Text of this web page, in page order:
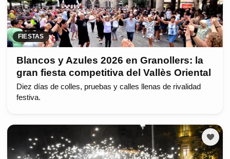
FIESTAS
Blancos y Azules 2026 en Granollers: la
gran fiesta competitiva del Vallès Oriental
Diez días de colles, pruebas y calles llenas de rivalidad
festiva.